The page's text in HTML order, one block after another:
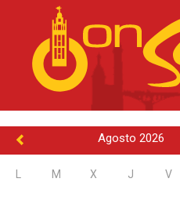
Agosto 2026
M X J V